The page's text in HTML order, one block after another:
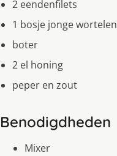
2 eendenfilets
1 bosje jonge wortelen
boter
2 el honing
peper en zout
Benodigdheden
Mixer